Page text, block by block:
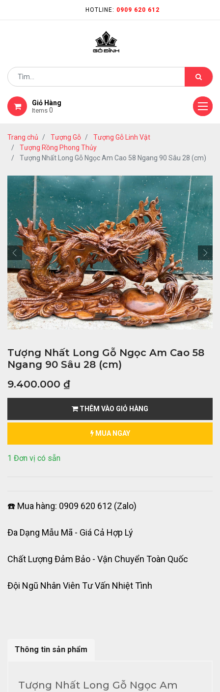
HOTLINE: 0909 620 612
Giỏ Hàng
Items 0
Trang chủ Tượng Gỗ
Tượng Gỗ Linh Vật
Tượng Rồng Phong Thủy
Tượng Nhất Long Gỗ Ngọc Am Cao 58 Ngang 90 Sâu 28 (cm)
Tượng Nhất Long Gỗ Ngọc Am Cao 58
Ngang 90 Sâu 28 (cm)
9.400.000 ₫
THÊM VÀO GIỎ HÀNG
MUA NGAY
1 Đơn vị có sẵn
☎️ Mua hàng: 0909 620 612 (Zalo)
Đa Dạng Mẫu Mã - Giá Cả Hợp Lý
Chất Lượng Đảm Bảo - Vận Chuyển Toàn Quốc
Đội Ngũ Nhân Viên Tư Vấn Nhiệt Tình
Thông tin sản phẩm
Tượng Nhất Long Gỗ Ngọc Am